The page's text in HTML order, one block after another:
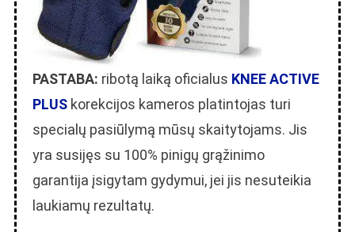
PASTABA: ribotą laiką oficialus KNEE ACTIVE
PLUSkorekcijos kameros platintojas turi
specialų pasiūlymą mūsų skaitytojams. Jis
yra susijęs su 100% pinigų grąžinimo
garantija įsigytam gydymui, jei jis nesuteikia
laukiamų rezultatų.